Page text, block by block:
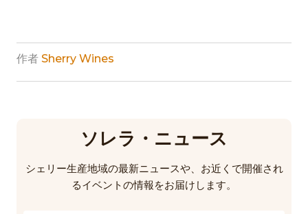
作者 Sherry Wines
ソレラ・ニュース
シェリー生産地域の最新ニュースや、お近くで開催され
るイベントの情報をお届けします。